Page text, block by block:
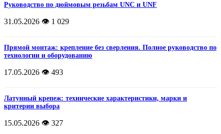
Руководство по дюймовым резьбам UNC и UNF
31.05.2026 👁️ 1 029
Прямой монтаж: крепление без сверления. Полное руководство по
технологии и оборудованию
17.05.2026 👁️ 493
Латунный крепеж: технические характеристики, марки и
критерии выбора
15.05.2026 👁️ 327